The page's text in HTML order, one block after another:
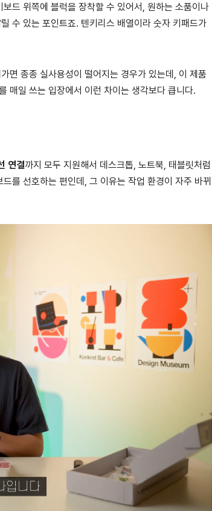
드 위쪽에 블럭을 장착할 수 있어서, 원하는 소품이나
수 있는 포인트죠. 텐키리스 배열이라 숫자 키패드가
면 종종 실사용성이 떨어지는 경우가 있는데, 이 제품
매일 쓰는 입장에서 이런 차이는 생각보다 큽니다.
연결까지 모두 지원해서 데스크톱, 노트북, 태블릿처럼
를 선호하는 편인데, 그 이유는 작업 환경이 자주 바뀌